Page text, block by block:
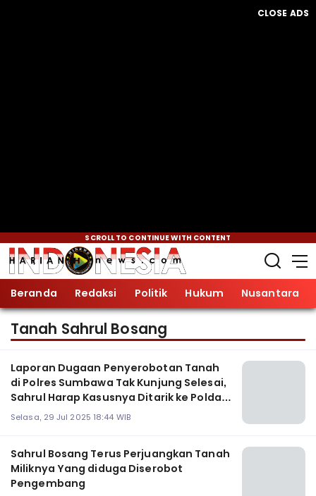
CLOSE ADS
SCROLL TO CONTINUE WITH CONTENT
Beranda Redaksi Politik Hukum Nusantara
Tanah Sahrul Bosang
Laporan Dugaan Penyerobotan Tanah
di Polres Sumbawa Tak Kunjung Selesai,
Sahrul Harap Kasusnya Ditarik ke Polda
NTB
Selasa, 29 Jul 2025 18:44 WIB
Sahrul Bosang Terus Perjuangkan Tanah
Miliknya Yang diduga Diserobot
Pengembang